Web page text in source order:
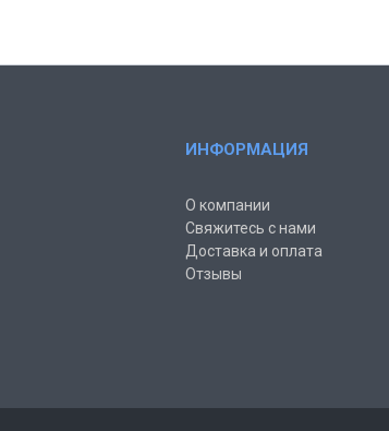
ИНФОРМАЦИЯ
О компании
Свяжитесь с нами
Доставка и оплата
Отзывы